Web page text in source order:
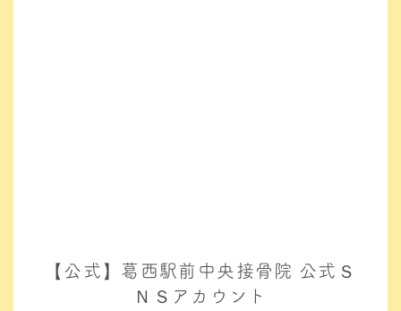
【公式】葛西駅前中央接骨院 公式Ｓ
ＮＳアカウント